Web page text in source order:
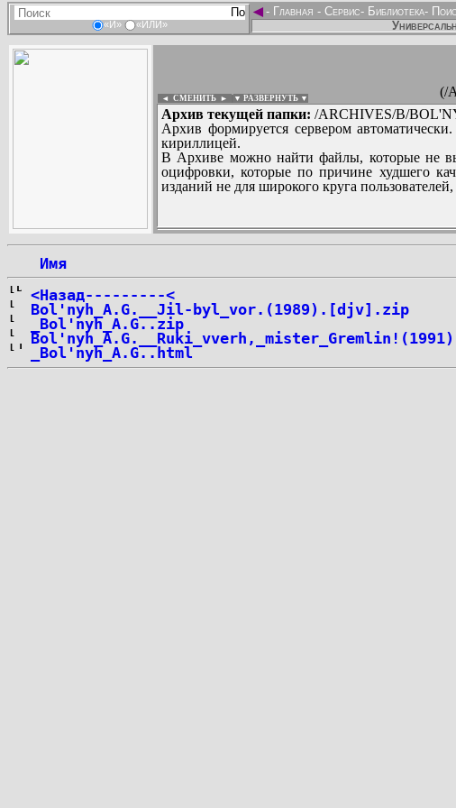
«И» «ИЛИ»
◄- Главная - Сервис- Библиотека-
(/
◄ СМЕНИТЬ ► ▼ РАЗВЕРНУТЬ ▼
Архив текущей папки: /ARCHIVES/B/
Архив формируется сервером
кириллицей.
В Архиве можно найти файлы, которые не
оцифровки, которые по причине худшего
изданий не для широкого круга
...
Имя
<Назад---------<
Bol'nyh_A.G.__Jil-byl_vor.(1989).[djv].zip
_Bol'nyh_A.G..zip
_Bol'nyh_A.G..html